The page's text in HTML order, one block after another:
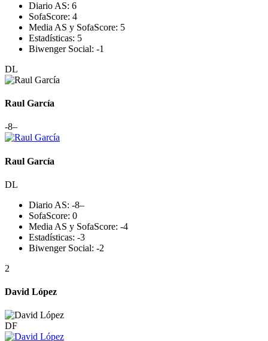
Diario AS: 6
SofaScore: 4
Media AS y SofaScore: 5
Estadísticas: 5
Biwenger Social: -1
DL
Raul García
-8–
Raul García
DL
Diario AS: -8–
SofaScore: 0
Media AS y SofaScore: -4
Estadísticas: -3
Biwenger Social: -2
2
David López
DF